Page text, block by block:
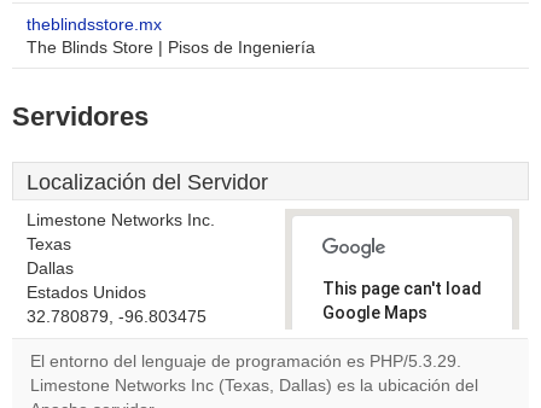
theblindsstore.mx
The Blinds Store | Pisos de Ingeniería
Servidores
Localización del Servidor
Limestone Networks Inc.
Texas
Dallas
Estados Unidos
32.780879, -96.803475
This page can't load
Google Maps
correctly.
Do you
El entorno del lenguaje de programación es PHP/5.3.29.
Limestone Networks Inc (Texas, Dallas) es la ubicación del